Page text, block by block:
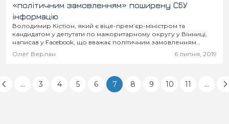
«політичним замовленням» поширену СБУ
інформацію
Володимир Кістіон, який є віце-прем’єр-міністром та
кандидатом у депутати по мажоритарному округу у Вінниці,
написав у Facebook, що вважає політичним замовленням
інформацію про нібито розкрадання державних коштів. На
його думку,...
Олег Верлан 6 липня, 2019
... 3 4 5 6 7 8 9 10 11 ...